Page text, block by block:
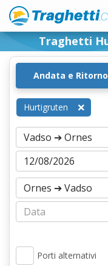
Traghetti
Andata e Ritorno
Hurtigruten
Porti alternativi